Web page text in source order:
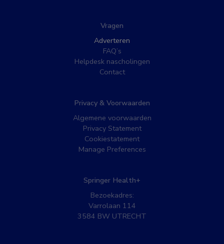
Vragen
Adverteren
FAQ’s
Helpdesk nascholingen
Contact
Privacy & Voorwaarden
Algemene voorwaarden
Privacy Statement
Cookiestatement
Manage Preferences
Springer Health+
Bezoekadres:
Varrolaan 114
3584 BW UTRECHT